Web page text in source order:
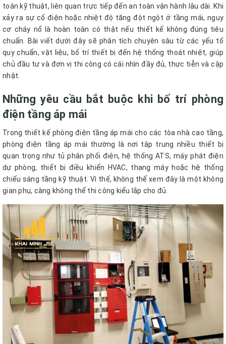
toán kỹ thuật, liên quan trực tiếp đến an toàn vận hành lâu dài. Khi
xảy ra sự cố điện hoặc nhiệt độ tăng đột ngột ở tầng mái, nguy
cơ cháy nổ là hoàn toàn có thật nếu thiết kế không đúng tiêu
chuẩn. Bài viết dưới đây sẽ phân tích chuyên sâu từ các yếu tố
quy chuẩn, vật liệu, bố trí thiết bị đến hệ thống thoát nhiệt, giúp
chủ đầu tư và đơn vị thi công có cái nhìn đầy đủ, thực tiễn và cập
nhật.
Những yêu cầu bắt buộc khi bố trí phòng
điện tầng áp mái
Trong thiết kế phòng điện tầng áp mái cho các tòa nhà cao tầng,
phòng điện tầng áp mái thường là nơi tập trung nhiều thiết bị
quan trọng như tủ phân phối điện, hệ thống ATS, máy phát điện
dự phòng, thiết bị điều khiển HVAC, thang máy hoặc hệ thống
chiếu sáng tầng kỹ thuật. Vì thế, không thể xem đây là một không
gian phụ, càng không thể thi công kiểu lắp cho đủ.